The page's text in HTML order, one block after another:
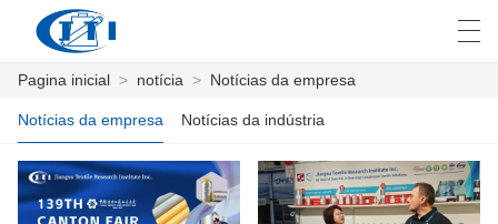
PAGINA INICIAL
العربية česky Deutsch
Pagina inicial > notícia > Notícias da empresa
Notícias da empresa Notícias da indústria